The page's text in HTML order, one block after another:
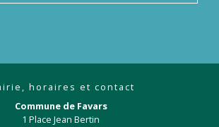
horaires et contact
Commune de Favars
1 Place Jean Bertin